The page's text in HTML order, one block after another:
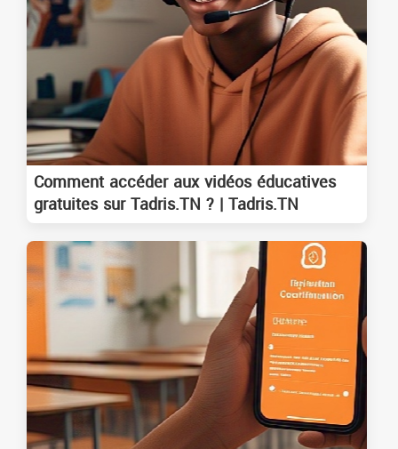
Comment accéder aux vidéos éducatives
gratuites sur Tadris.TN ? | Tadris.TN